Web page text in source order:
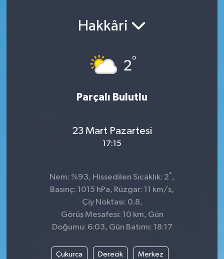
Hakkâri
2°
Parçalı Bulutlu
23 Mart Pazartesi
17:15
Nem: %93, Hissedilen Sıcaklık: 2°,
Basınç: 1015 hPa, Rüzgar: 11 km/s,
Çiy Noktası: 0.8,
Görüş Mesafesi: 10 km, Gün
Doğumu: 6:03, Gün Batımı: 18:17
Çukurca Derecik Merkez